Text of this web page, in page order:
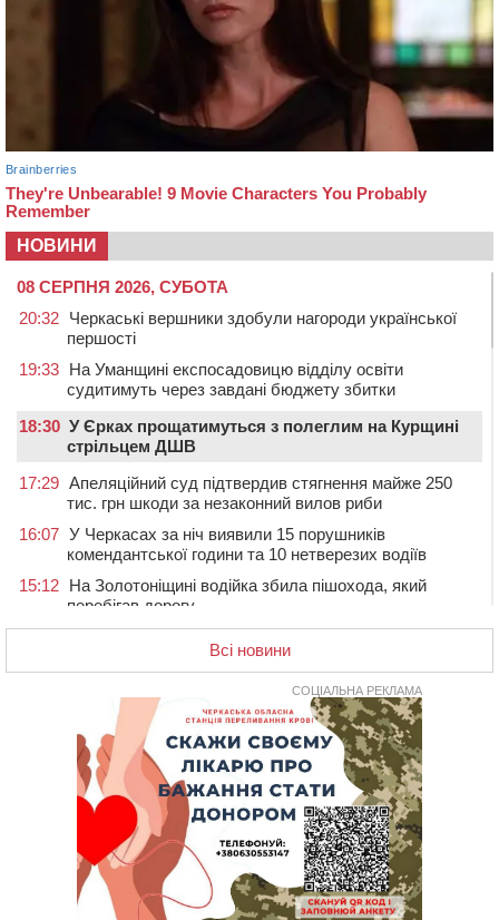
НОВИНИ
08 СЕРПНЯ 2026, СУБОТА
20:32 Черкаські вершники здобули нагороди української
першості
19:33 На Уманщині експосадовицю відділу освіти
судитимуть через завдані бюджету збитки
18:30 У Єрках прощатимуться з полеглим на Курщині
стрільцем ДШВ
17:29 Апеляційний суд підтвердив стягнення майже 250
тис. грн шкоди за незаконний вилов риби
16:07 У Черкасах за ніч виявили 15 порушників
комендантської години та 10 нетверезих водіїв
15:12 На Золотоніщині водійка збила пішохода, який
перебігав дорогу
під охорону 188-річну церкву
У Смілі біля магазину під колесами вантажівки
загинула жінка
У Черкасах пропонують для приватизації
п’ятиповерховий об’єкт у центрі міста
Не вистачає стажу для пенсії: як його докупити та що
потрібно знати
У Черкасах виявили низку недоліків у гуртожитку, де
проживають ВПО
07 СЕРПНЯ 2026, П'ЯТНИЦЯ
Всі новини
СОЦІАЛЬНА РЕКЛАМА